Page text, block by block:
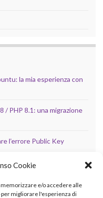
Cookie
e/o accedere alle
migliorare l'esperienza di
la mia esperienza con
/ PHP 8.1: una migrazione
l’errore Public Key
al cambio dei canali Snap